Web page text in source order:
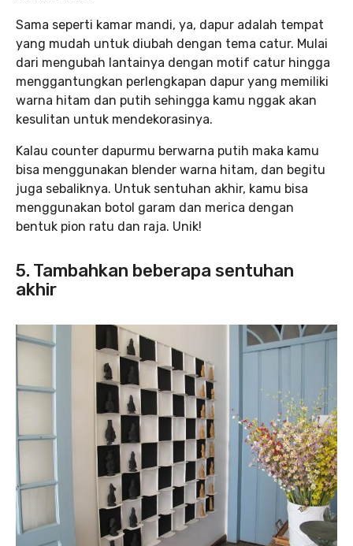
Sama seperti kamar mandi, ya, dapur adalah tempat
yang mudah untuk diubah dengan tema catur. Mulai
dari mengubah lantainya dengan motif catur hingga
menggantungkan perlengkapan dapur yang memiliki
warna hitam dan putih sehingga kamu nggak akan
kesulitan untuk mendekorasinya.
Kalau counter dapurmu berwarna putih maka kamu
bisa menggunakan blender warna hitam, dan begitu
juga sebaliknya. Untuk sentuhan akhir, kamu bisa
menggunakan botol garam dan merica dengan
bentuk pion ratu dan raja. Unik!
5. Tambahkan beberapa sentuhan
akhir